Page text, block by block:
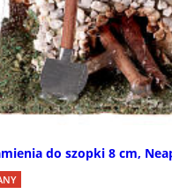
do szopki 8 cm,